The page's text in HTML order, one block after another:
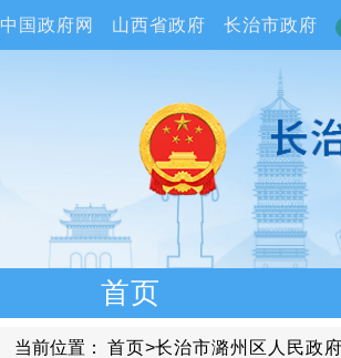
中国政府网 山西省政府 长治市政府
首页
当前位置： 首页>长治市潞州区人民政府